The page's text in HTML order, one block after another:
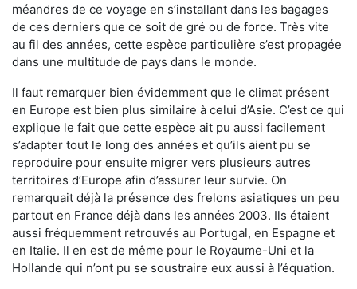
méandres de ce voyage en s’installant dans les bagages
de ces derniers que ce soit de gré ou de force. Très vite
au fil des années, cette espèce particulière s’est propagée
dans une multitude de pays dans le monde.
Il faut remarquer bien évidemment que le climat présent
en Europe est bien plus similaire à celui d’Asie. C’est ce qui
explique le fait que cette espèce ait pu aussi facilement
s’adapter tout le long des années et qu’ils aient pu se
reproduire pour ensuite migrer vers plusieurs autres
territoires d’Europe afin d’assurer leur survie. On
remarquait déjà la présence des frelons asiatiques un peu
partout en France déjà dans les années 2003. Ils étaient
aussi fréquemment retrouvés au Portugal, en Espagne et
en Italie. Il en est de même pour le Royaume-Uni et la
Hollande qui n’ont pu se soustraire eux aussi à l’équation.